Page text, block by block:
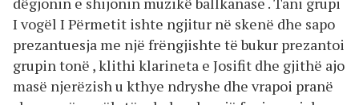
I vogël I Përmetit ishte ngjitur në skenë dhe sapo
prezantuesja me një frëngjishte të bukur prezantoi
grupin tonë , klithi klarineta e Josifit dhe gjithë ajo
masë njerëzish u kthye ndryshe dhe vrapoi pranë